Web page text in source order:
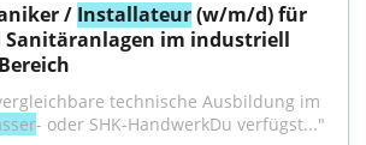
/ Installateur (w/m/d) für
Sanitäranlagen im industriell
technische Ausbildung im
- oder SHK-HandwerkDu verfügst..."